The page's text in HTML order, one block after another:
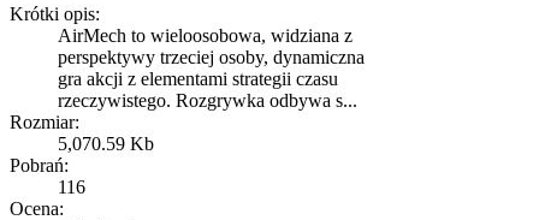
Krótki opis:
AirMech to wieloosobowa, widziana z
perspektywy trzeciej osoby, dynamiczna
gra akcji z elementami strategii czasu
rzeczywistego. Rozgrywka odbywa s...
Rozmiar:
5,070.59 Kb
Pobrań:
116
Ocena: